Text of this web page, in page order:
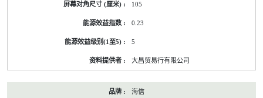
105
0.23
5
大昌贸易行有限公司
海信